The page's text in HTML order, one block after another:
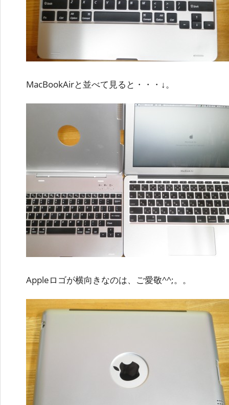
MacBookAirと並べて見ると・・・↓。
Appleロゴが横向きなのは、ご愛敬^^;。。